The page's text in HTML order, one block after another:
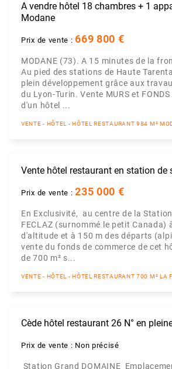
A vendre hôtel 18 chambres + 1
Modane
Prix de vente :669 800 €
MODANE (73). A 15 minutes de la
Au pied des stations de Haute
plein développement grâce aux
du Lyon-Turin. Vente MURS et
d'un hôtel ...
VENTE - HÔTEL - HÔTEL RESTAURANT 984 M²
Vente hôtel restaurant en station de
Prix de vente :235 000 €
En Exclusivité, au centre de la
FECLAZ (surnommé le petit Canada)
d'altitude et à 150 m des départs
vente du fonds de commerce de cet
de 700 m² s...
VENTE - HÔTEL - HÔTEL RESTAURANT 700 M² LA
Cède hôtel restaurant 26 N° en
Prix de vente : Non précisé
Station Grand DOMAINE